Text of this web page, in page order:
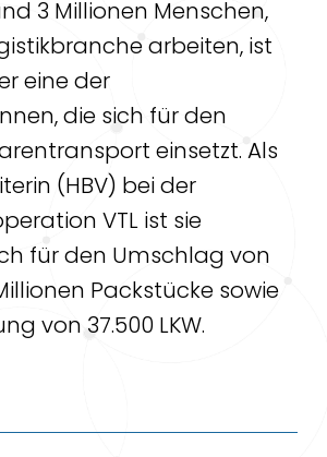
3 Millionen Menschen,
arbeiten, ist
eine der
die sich für den
einsetzt. Als
(HBV) bei der
VTL ist sie
für den Umschlag von
Packstücke sowie
von 37.500 LKW.